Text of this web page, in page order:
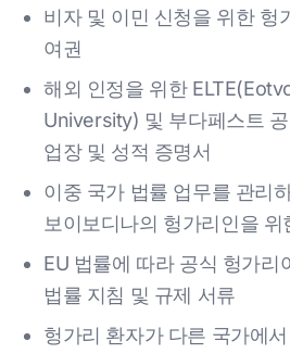
비자 및 이민 신청을 위한 헝
여권
해외 인정을 위한
University) 및 부다페스트
업장 및 성적 증명서
이중 국가 법률 업무를 관리
보이보디나의 헝가리인을
EU 법률에 따라 공식 헝가리
법률 지침 및 규제 서류
헝가리 환자가 다른 국가에